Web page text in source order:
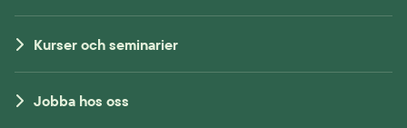
Kurser och seminarier
Jobba hos oss